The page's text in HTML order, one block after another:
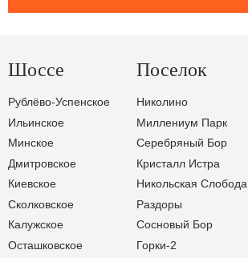
Шоссе
Рублёво-Успенское
Ильинское
Минское
Дмитровское
Киевское
Сколковское
Калужское
Осташковское
Поселок
Николино
Миллениум Парк
Серебряный Бор
Кристалл Истра
Никольская Слобода
Раздоры
Сосновый Бор
Горки-2